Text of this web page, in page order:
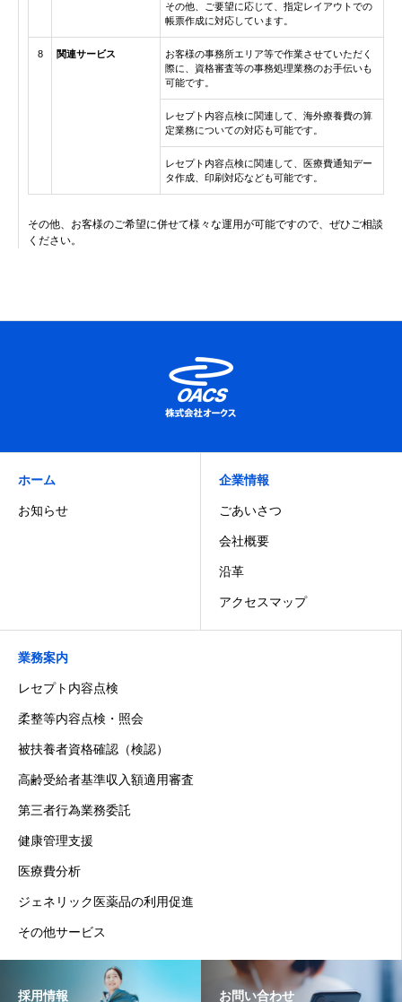
その他、ご要望に応じて、指定レイアウトでの
帳票作成に対応しています。
8 関連サービス
お客様の事務所エリア等で作業させていただく
際に、資格審査等の事務処理業務のお手伝いも
可能です。
レセプト内容点検に関連して、海外療養費の算
定業務についての対応も可能です。
レセプト内容点検に関連して、医療費通知デー
タ作成、印刷対応なども可能です。
その他、お客様のご希望に併せて様々な運用が可能ですので、ぜひご相談
ください。
ホーム
お知らせ
企業情報
ごあいさつ
会社概要
沿革
アクセスマップ
業務案内
レセプト内容点検
柔整等内容点検・照会
被扶養者資格確認（検認）
高齢受給者基準収入額適用審査
第三者行為業務委託
健康管理支援
医療費分析
ジェネリック医薬品の利用促進
その他サービス
採用情報 お問い合わせ